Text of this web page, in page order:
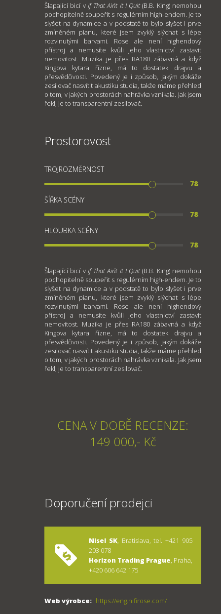
Šlapající bicí v If That Ain´t It I Quit(B.B. King) nemohou
pochopitelně soupeřit s regulérním high-endem. Je to
slyšet na dynamice a v podstatě to bylo slyšet i prve
zmíněném pianu, které jsem zvyklý slýchat s lépe
rozvinutými barvami. Rose ale není highendový
přístroj a nemusíte kvůli jeho vlastnictví zastavit
nemovitost. Muzika je přes RA180 zábavná a když
Kingova kytara řízne, má to dostatek drajvu a
přesvědčivosti. Povedený je i způsob, jakým dokáže
zesilovač nasvítit akustiku studia, takže máme přehled
o tom, v jakých prostorách nahrávka vznikala. Jak jsem
řekl, je to transparentní zesilovač.
Prostorovost
TROJROZMĚRNOST
78
ŠÍŘKA SCÉNY
78
HLOUBKA SCÉNY
78
Šlapající bicí v If That Ain´t It I Quit(B.B. King) nemohou
pochopitelně soupeřit s regulérním high-endem. Je to
slyšet na dynamice a v podstatě to bylo slyšet i prve
zmíněném pianu, které jsem zvyklý slýchat s lépe
rozvinutými barvami. Rose ale není highendový
přístroj a nemusíte kvůli jeho vlastnictví zastavit
nemovitost. Muzika je přes RA180 zábavná a když
Kingova kytara řízne, má to dostatek drajvu a
přesvědčivosti. Povedený je i způsob, jakým dokáže
zesilovač nasvítit akustiku studia, takže máme přehled
o tom, v jakých prostorách nahrávka vznikala. Jak jsem
řekl, je to transparentní zesilovač.
CENA V DOBĚ RECENZE:
149 000,- Kč
Doporučení prodejci
Nisel SK, Bratislava, tel. +421 905
203 078
Horizon Trading Prague, Praha,
+420 606 642 175
Web výrobce: https://eng.hifirose.com/